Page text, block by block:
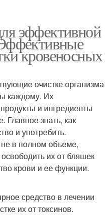
эффективной
кровеносных
очистке организма
каждому. Их
и ингредиенты
Главное знать, как
и употребить.
в полном объеме,
их от бляшек
крови и ее функции.
средство в лечении
их от токсинов.